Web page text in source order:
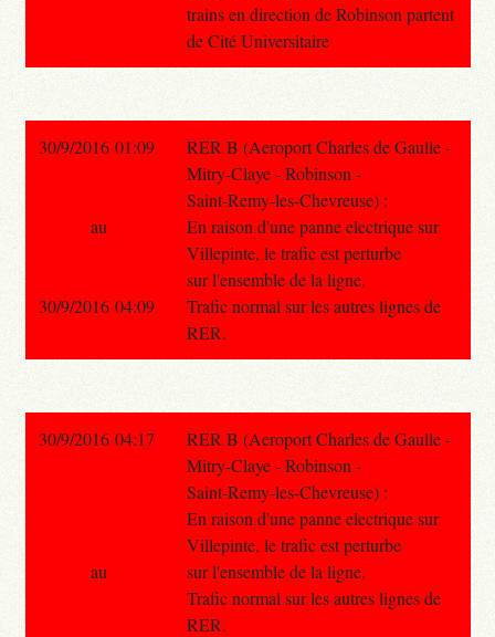
trains en direction de Robinson partent
de Cité Universitaire
30/9/2016 01:09
RER B (Aeroport Charles de Gaulle -
Mitry-Claye - Robinson -
Saint-Remy-les-Chevreuse) :
En raison d'une panne electrique sur
Villepinte, le trafic est perturbe
sur l'ensemble de la ligne.
Trafic normal sur les autres lignes de
RER.
au
30/9/2016 04:09
30/9/2016 04:17
RER B (Aeroport Charles de Gaulle -
Mitry-Claye - Robinson -
Saint-Remy-les-Chevreuse) :
En raison d'une panne electrique sur
Villepinte, le trafic est perturbe
sur l'ensemble de la ligne.
Trafic normal sur les autres lignes de
RER.
au